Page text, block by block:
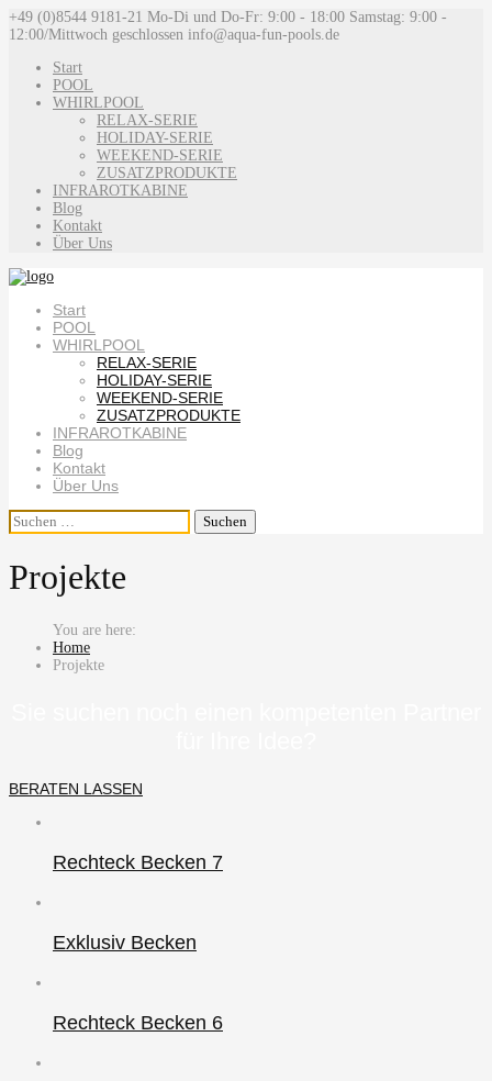
+49 (0)8544 9181-21 Mo-Di und Do-Fr: 9:00 - 18:00 Samstag: 9:00 -
12:00/Mittwoch geschlossen info@aqua-fun-pools.de
Start
POOL
WHIRLPOOL
RELAX-SERIE
HOLIDAY-SERIE
WEEKEND-SERIE
ZUSATZPRODUKTE
INFRAROTKABINE
Blog
Kontakt
Über Uns
Start
POOL
WHIRLPOOL
RELAX-SERIE
HOLIDAY-SERIE
WEEKEND-SERIE
ZUSATZPRODUKTE
INFRAROTKABINE
Blog
Kontakt
Über Uns
Suchen
nach:
Projekte
Home
Projekte
BERATEN LASSEN
Rechteck Becken 7
Exklusiv Becken
Rechteck Becken 6